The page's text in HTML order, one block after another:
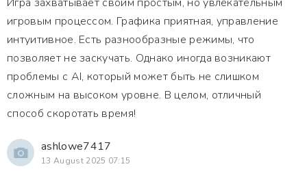
игровым процессом. Графика приятная, управление
интуитивное. Есть разнообразные режимы, что
позволяет не заскучать. Однако иногда возникают
проблемы с AI, который может быть не слишком
сложным на высоком уровне. В целом, отличный
способ скоротать время!
ashlowe7417
13 August 2025 07:15